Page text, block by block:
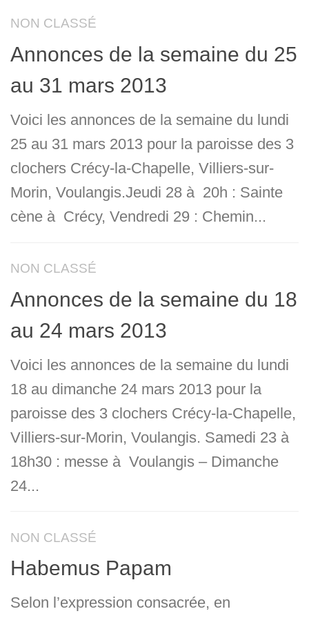
NON CLASSÉ
Annonces de la semaine du 25
au 31 mars 2013
Voici les annonces de la semaine du lundi
25 au 31 mars 2013 pour la paroisse des 3
clochers Crécy-la-Chapelle, Villiers-sur-
Morin, Voulangis.Jeudi 28 à 20h : Sainte
cène à Crécy, Vendredi 29 : Chemin...
NON CLASSÉ
Annonces de la semaine du 18
au 24 mars 2013
Voici les annonces de la semaine du lundi
18 au dimanche 24 mars 2013 pour la
paroisse des 3 clochers Crécy-la-Chapelle,
Villiers-sur-Morin, Voulangis. Samedi 23 à
18h30 : messe à Voulangis – Dimanche
24...
NON CLASSÉ
Habemus Papam
Selon l’expression consacrée, en